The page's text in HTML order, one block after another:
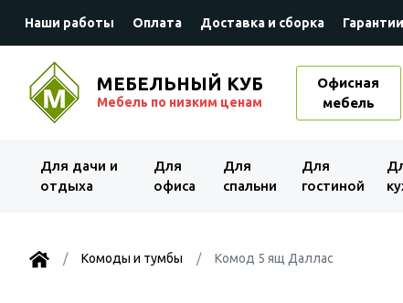
Наши работы Оплата Доставка и сборка Гарантии
МЕБЕЛЬНЫЙ КУБ
Мебель по низким ценам
Офисная
мебель
Для дачи и
отдыха
Для
офиса
Для
спальни
Для
гостиной
Комоды и тумбы Комод 5 ящ Даллас